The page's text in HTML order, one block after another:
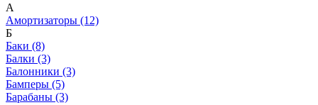
А
Амортизаторы (12)
Б
Баки (8)
Балки (3)
Балонники (3)
Бамперы (5)
Барабаны (3)